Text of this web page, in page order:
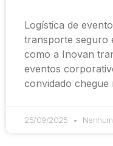
Logística de
transporte seguro
como a Inovan
eventos
convidado chegue
25/09/2025